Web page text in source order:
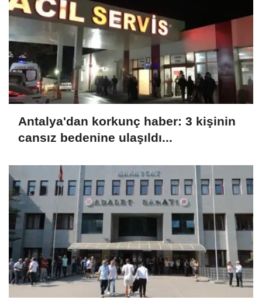
Antalya'dan korkunç haber: 3 kişinin
cansız bedenine ulaşıldı...